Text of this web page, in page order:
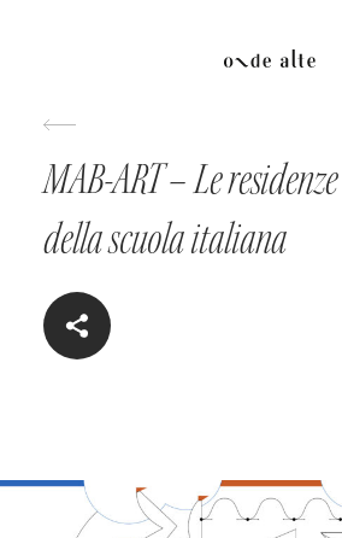
MAB-ART – Le
della scuola italiana